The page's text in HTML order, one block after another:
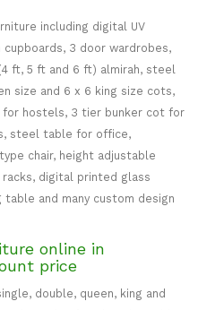
including digital UV
3 door wardrobes,
ft, 5 ft and 6 ft) almirah, steel
size and 6 x 6 king size cots,
hostels, 3 tier bunker cot for
steel table for office,
chair, height adjustable
digital printed glass
and many custom design
online in
price
double, queen, king and